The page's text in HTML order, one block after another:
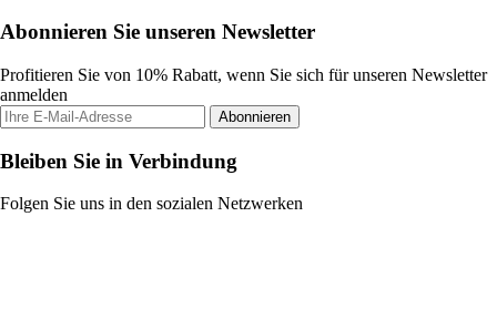
Abonnieren Sie unseren Newsletter
Profitieren Sie von 10% Rabatt, wenn Sie sich für unseren Newsletter
anmelden
Abonnieren
Bleiben Sie in Verbindung
Folgen Sie uns in den sozialen Netzwerken